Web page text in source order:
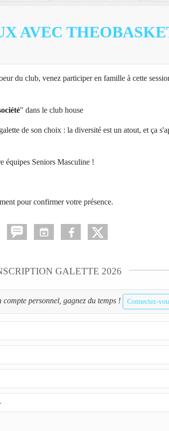
AVEC
du club, venez participer en famille à cette
" dans le club house
de son choix : la diversité est un atout, et ça
équipes Seniors Masculine !
pour confirmer votre présence.
GALETTE 2026
compte personnel, gagnez du temps ! Connectez-